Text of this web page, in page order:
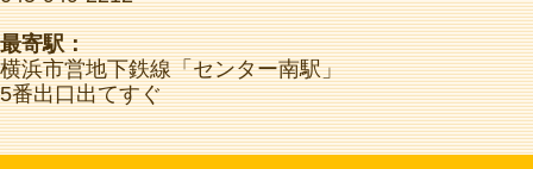
最寄駅：
横浜市営地下鉄線「センター南駅」
5番出口出てすぐ